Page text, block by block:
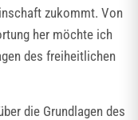
zukommt. Von
her möchte ich
des freiheitlichen
die Grundlagen des